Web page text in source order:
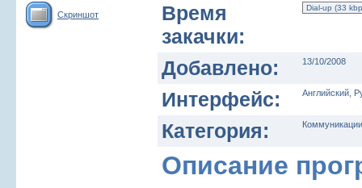
Скриншот
Время
закачки:
Добавлено:
13/10/2008
Интерфейс: Английский,
Категория:
Описание